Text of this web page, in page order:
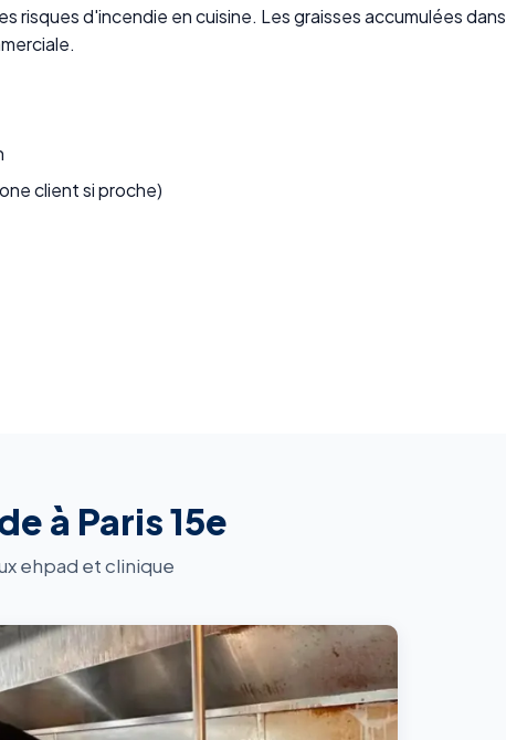
d'incendie en cuisine. Les graisses accumulées dans
client si proche)
à Paris 15e
ehpad et clinique